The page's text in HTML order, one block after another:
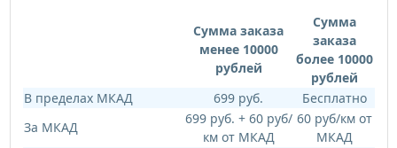
Сумма заказа
менее 10000
рублей
Сумма
заказа
более 10000
рублей
В пределах МКАД
699 руб.
Бесплатно
За МКАД
699 руб. + 60 руб/
км от МКАД
60 руб/км от
МКАД